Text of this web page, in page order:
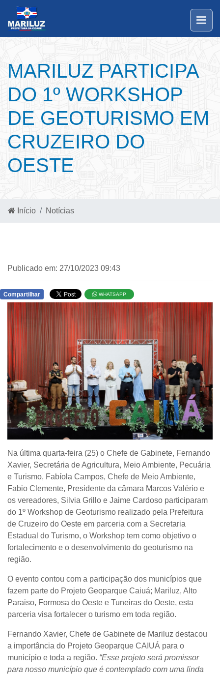
MARILUZ PARTICIPA
DO 1º WORKSHOP
DE GEOTURISMO EM
CRUZEIRO DO
OESTE
Início Notícias
Publicado em: 27/10/2023 09:43
Compartilhar WHATSAPP
Na última quarta-feira (25) o Chefe de Gabinete, Fernando
Xavier, Secretária de Agricultura, Meio Ambiente, Pecuária
e Turismo, Fabíola Campos, Chefe de Meio Ambiente,
Fabio Clemente, Presidente da câmara Marcos Valério e
os vereadores, Silvia Grillo e Jaime Cardoso participaram
do 1º Workshop de Geoturismo realizado pela Prefeitura
de Cruzeiro do Oeste em parceria com a Secretaria
Estadual do Turismo, o Workshop tem como objetivo o
fortalecimento e o desenvolvimento do geoturismo na
região.
O evento contou com a participação dos municípios que
fazem parte do Projeto Geoparque Caiuá; Mariluz, Alto
Paraiso, Formosa do Oeste e Tuneiras do Oeste, esta
parceria visa fortalecer o turismo em toda região.
Fernando Xavier, Chefe de Gabinete de Mariluz destacou
a importância do Projeto Geoparque CAIUÁ para o
município e toda a região. “Esse projeto será promissor
para nosso município que é contemplado com uma linda